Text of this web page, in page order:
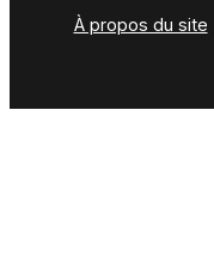
À propos du site